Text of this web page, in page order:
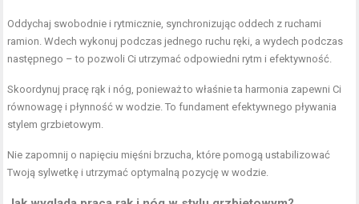
Oddychaj swobodnie i rytmicznie, synchronizując oddech z ruchami
ramion. Wdech wykonuj podczas jednego ruchu ręki, a wydech podczas
następnego – to pozwoli Ci utrzymać odpowiedni rytm i efektywność.
Skoordynuj pracę rąk i nóg, ponieważ to właśnie ta harmonia zapewni Ci
równowagę i płynność w wodzie. To fundament efektywnego pływania
stylem grzbietowym.
Nie zapomnij o napięciu mięśni brzucha, które pomogą ustabilizować
Twoją sylwetkę i utrzymać optymalną pozycję w wodzie.